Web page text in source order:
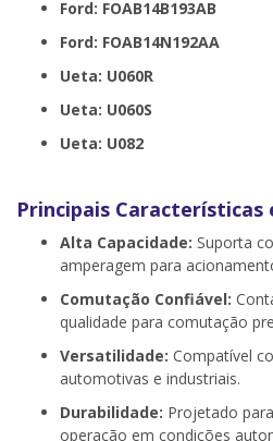
Ford: FOAB14B193AB
Ford: FOAB14N192AA
Ueta: U060R
Ueta: U060S
Ueta: U082
Principais Características
Alta Capacidade: Suporta
amperagem para
Comutação Confiável:
qualidade para comutação
Versatilidade: Compatível
automotivas e industriais.
Durabilidade: Projetado
operação em condições